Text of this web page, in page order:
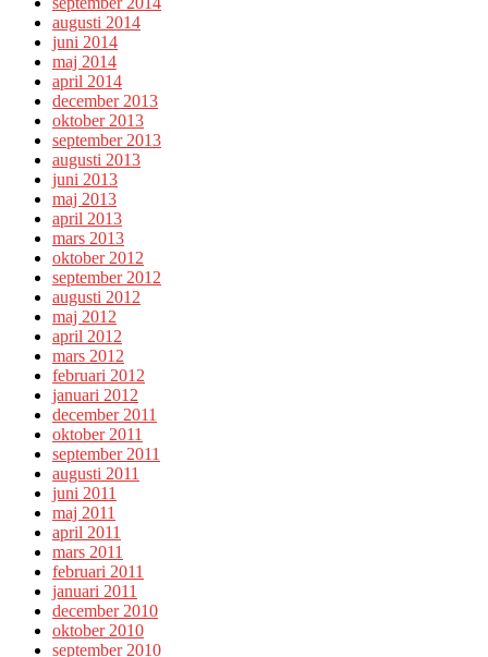
augusti 2014
juni 2014
maj 2014
april 2014
december 2013
oktober 2013
september 2013
augusti 2013
juni 2013
maj 2013
april 2013
mars 2013
oktober 2012
september 2012
augusti 2012
maj 2012
april 2012
mars 2012
februari 2012
januari 2012
december 2011
oktober 2011
september 2011
augusti 2011
juni 2011
maj 2011
april 2011
mars 2011
februari 2011
januari 2011
december 2010
oktober 2010
september 2010